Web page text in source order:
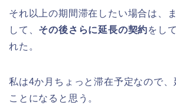
それ以上の期間滞在したい場合は、
して、 その後さらに延長の契約をし
れた。
私は4か月ちょっと滞在予定なので、
ことになると思う。